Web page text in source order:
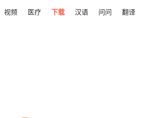
视频 医疗 下载 汉语 问问 翻译